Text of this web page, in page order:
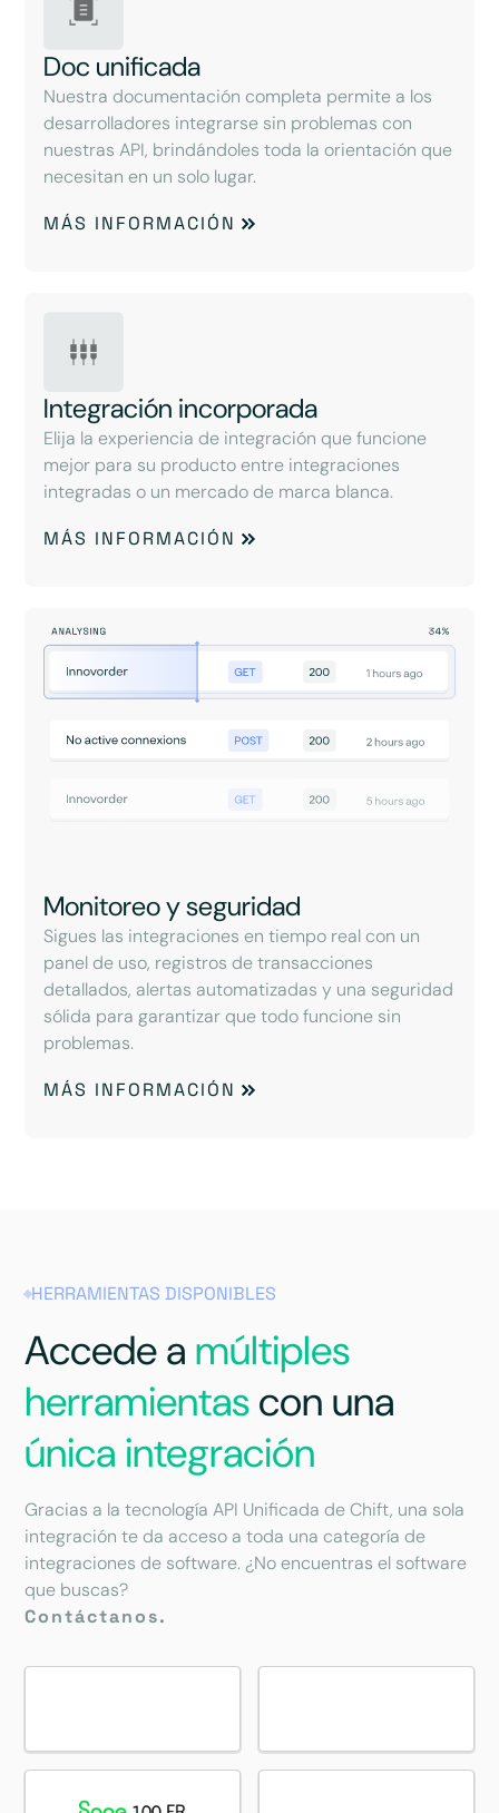
Doc unificada
Nuestra documentación completa permite a los
desarrolladores integrarse sin problemas con
nuestras API, brindándoles toda la orientación que
necesitan en un solo lugar.
MÁS INFORMACIÓN
Integración incorporada
Elija la experiencia de integración que funcione
mejor para su producto entre integraciones
integradas o un mercado de marca blanca.
MÁS INFORMACIÓN
Monitoreo y seguridad
Sigues las integraciones en tiempo real con un
panel de uso, registros de transacciones
detallados, alertas automatizadas y una seguridad
sólida para garantizar que todo funcione sin
problemas.
MÁS INFORMACIÓN
HERRAMIENTAS DISPONIBLES
Accede a múltiples
herramientascon una
única integración
Gracias a la tecnología API Unificada de Chift, una sola
integración te da acceso a toda una categoría de
integraciones de software. ¿No encuentras el software
que buscas?
Contáctanos.